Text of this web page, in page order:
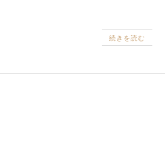
続きを読む